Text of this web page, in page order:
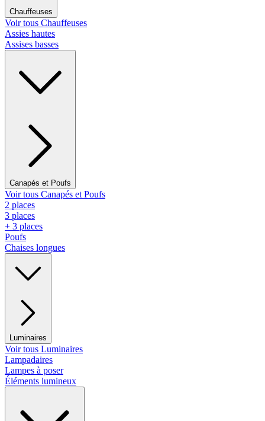
Chauffeuses
Voir tous Chauffeuses
Assies hautes
Assises basses
Canapés et Poufs
Voir tous Canapés et Poufs
2 places
3 places
+ 3 places
Poufs
Chaises longues
Luminaires
Voir tous Luminaires
Lampadaires
Lampes à poser
Éléments lumineux